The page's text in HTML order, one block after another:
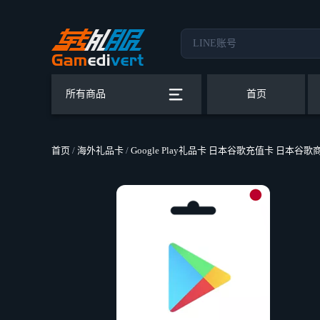
所有商品 首页
首页 / 海外礼品卡 / Google Play礼品卡 日本谷歌充值卡 日本谷